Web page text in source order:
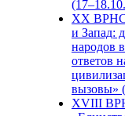
XX ВРНС
и Запад:
народов
ответов
вызовы»
XVIII